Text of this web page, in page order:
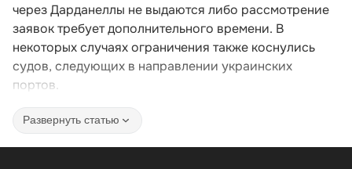
через Дарданеллы не выдаются либо рассмотрение
заявок требует дополнительного времени. В
некоторых случаях ограничения также коснулись
судов, следующих в направлении украинских
портов.
Развернуть статью